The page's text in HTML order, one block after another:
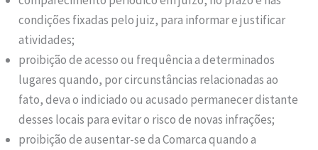
condições fixadas pelo juiz, para informar e justificar
atividades;
proibição de acesso ou frequência a determinados
lugares quando, por circunstâncias relacionadas ao
fato, deva o indiciado ou acusado permanecer distante
desses locais para evitar o risco de novas infrações;
proibição de ausentar-se da Comarca quando a